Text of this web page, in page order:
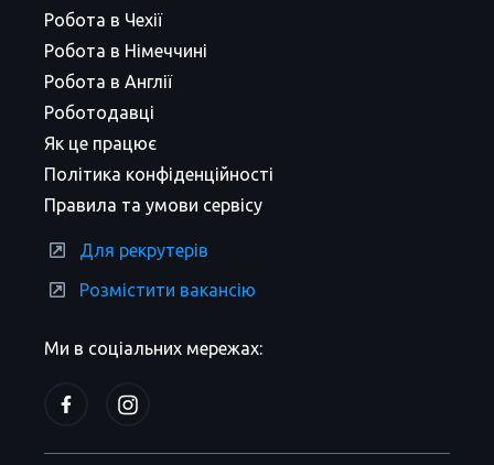
Ми в соціальних мережах:
Робота в Чехії
Робота в Німеччині
Робота в Англії
Роботодавці
Як це працює
Політика конфіденційності
Правила та умови сервісу
Для рекрутерів
Розмістити вакансію